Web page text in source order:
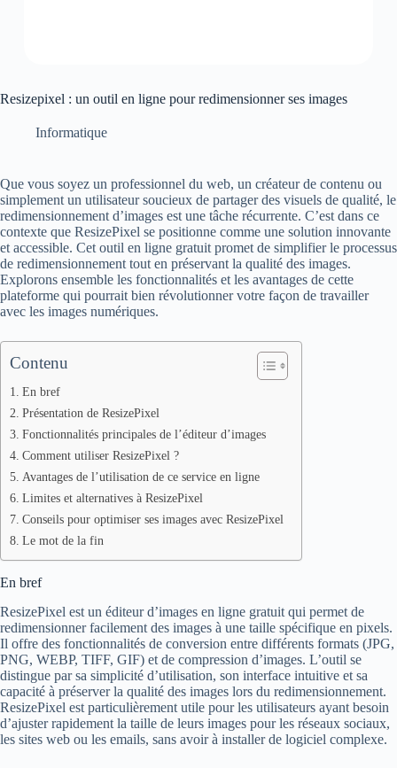
Resizepixel : un outil en ligne pour redimensionner ses images
Informatique
Que vous soyez un professionnel du web, un créateur de contenu ou
simplement un utilisateur soucieux de partager des visuels de qualité, le
redimensionnement d’images est une tâche récurrente. C’est dans ce
contexte que ResizePixel se positionne comme une solution innovante
et accessible. Cet outil en ligne gratuit promet de simplifier le processus
de redimensionnement tout en préservant la qualité des images.
Explorons ensemble les fonctionnalités et les avantages de cette
plateforme qui pourrait bien révolutionner votre façon de travailler
avec les images numériques.
Contenu
En bref
Présentation de ResizePixel
Fonctionnalités principales de l’éditeur d’images
Comment utiliser ResizePixel ?
Avantages de l’utilisation de ce service en ligne
Limites et alternatives à ResizePixel
Conseils pour optimiser ses images avec ResizePixel
Le mot de la fin
En bref
ResizePixel est un éditeur d’images en ligne gratuit qui permet de
redimensionner facilement des images à une taille spécifique en pixels.
Il offre des fonctionnalités de conversion entre différents formats (JPG,
PNG, WEBP, TIFF, GIF) et de compression d’images. L’outil se
distingue par sa simplicité d’utilisation, son interface intuitive et sa
capacité à préserver la qualité des images lors du redimensionnement.
ResizePixel est particulièrement utile pour les utilisateurs ayant besoin
d’ajuster rapidement la taille de leurs images pour les réseaux sociaux,
les sites web ou les emails, sans avoir à installer de logiciel complexe.